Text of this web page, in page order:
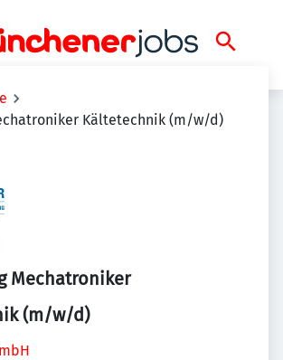
Kältetechnik (m/w/d)
Mechatroniker
(m/w/d)